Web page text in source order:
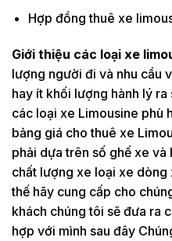
Hợp đồng thuê xe
Giới thiệu các loại xe
lượng người đi và nhu cầu
hay ít khối lượng hành lý
các loại xe Limousine phù
bảng giá cho thuê xe
phải dựa trên số ghế xe
chất lượng xe loại xe dòng
thế hãy cung cấp cho
khách chúng tôi sẽ đưa ra
hợp với mình sau đây